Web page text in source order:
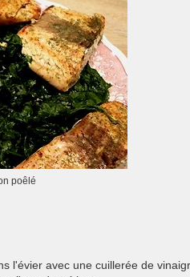
poêlé
l'évier avec une cuillerée de